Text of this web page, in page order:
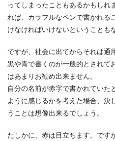
オシャレの
る機会が多
でいつも着用
【バスケ
に覚えて
中学校で部
かもしれな
ってしまったこともあるかもしれ
れば、カラフルなペンで書かれる
けなければいけないということも
ですが、社会に出てからそれは通
黒や青で書くのが一般的とされて
はあまりお勧め出来ません。
自分の名前が赤字で書かれていた
ように感じるかを考えた場合、決
うことは想像出来るでしょう。
たしかに、赤は目立ちます。です